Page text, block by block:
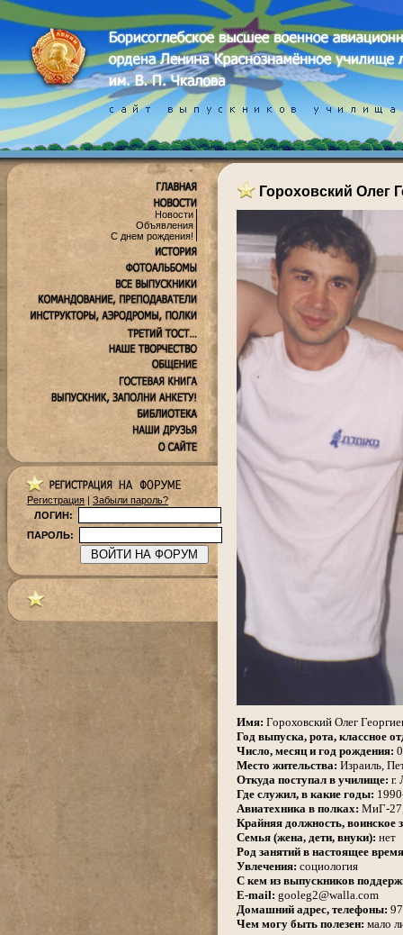
Новости
Объявления
С днем рождения!
Регистрация | Забыли пароль?
ЛОГИН:
ПАРОЛЬ:
Гороховский Олег
Имя: Гороховский Олег
Год выпуска, рота, классное
Число, месяц и год рождения:
Место жительства: Израиль,
Откуда поступал в училище: г.
Где служил, в какие годы:
Авиатехника в полках: МиГ-
Крайняя должность, воинское
Семья (жена, дети, внуки): нет
Род занятий в настоящее
Увлечения: социология
С кем из выпускников
E-mail: gooleg2@walla.com
Домашний адрес, телефоны:
Чем могу быть полезен: мало